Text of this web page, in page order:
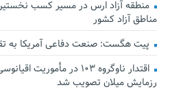
منطقه آزاد ارس در مسیر کسب
مناطق آزاد کشور
پیت هگست: صنعت دفاعی آمریکا به
رزمایش میلان تصویب شد